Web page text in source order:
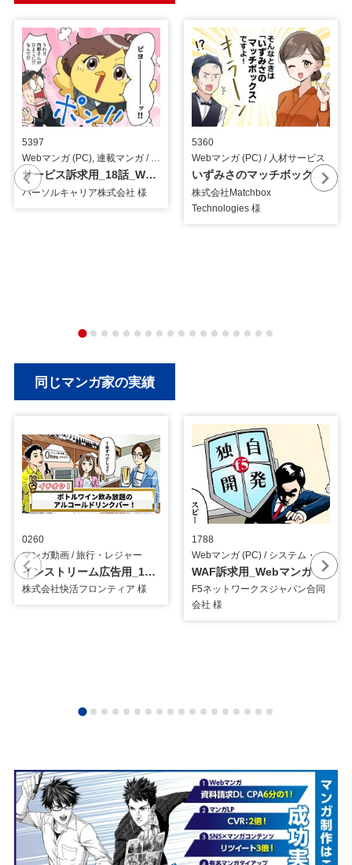
5397
Webマンガ (PC), 連載マンガ / 人材サービス
サービス訴求用_18話_Webマンガ
パーソルキャリア株式会社 様
5360
Webマンガ (PC) / 人材サービス
いずみさのマッチボックス訴求用_冊子挿入用マンガ_修正
株式会社Matchbox
Technologies 様
同じマンガ家の実績
0260
マンガ動画 / 旅行・レジャー
インストリーム広告用_15秒マンガ動画
株式会社快活フロンティア 様
1788
Webマンガ (PC) / システム・ツール
WAF訴求用_Webマンガ
F5ネットワークスジャパン合同
会社 様